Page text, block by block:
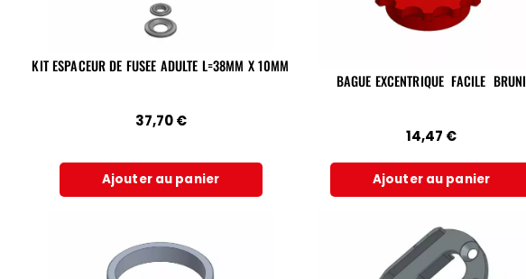
KIT ESPACEUR DE FUSEE ADULTE L=38MM X 10MM
37,70€
Ajouter au panier
BAGUE EXCENTRIQUE FACILE BRUNI
14,47 €
Ajouter au panier